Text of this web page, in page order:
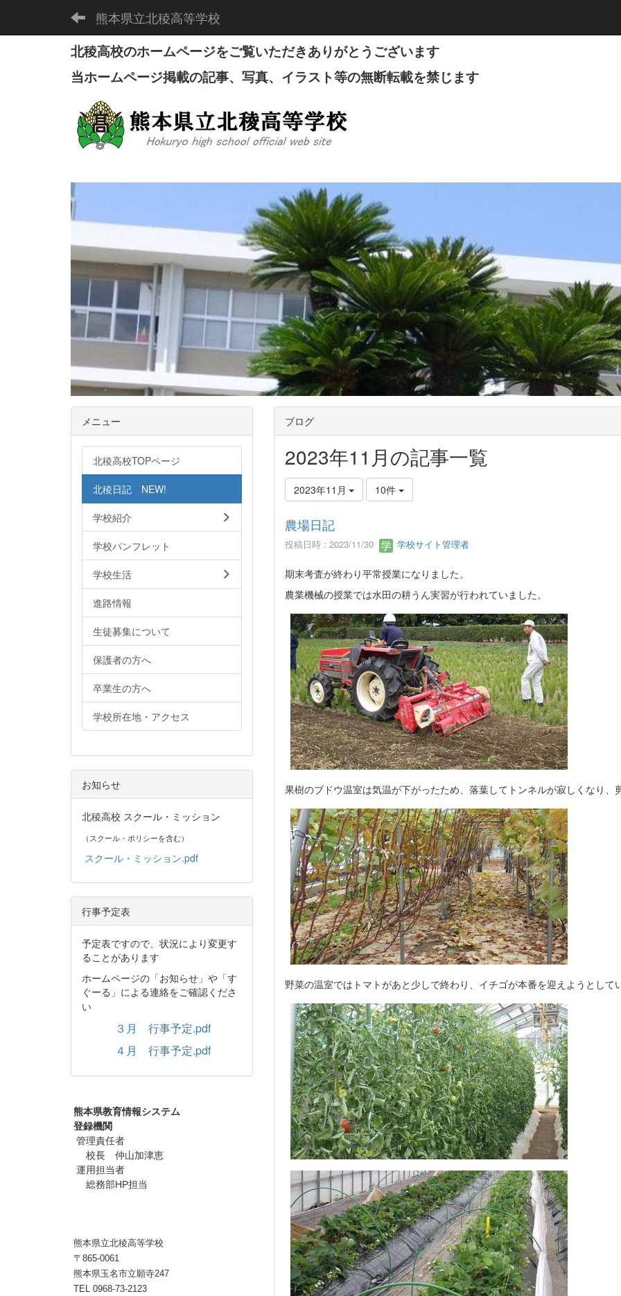
熊本県立北稜高等学校
北稜高校のホームページをご覧いただきありがとうございます
当ホームページ掲載の記事、写真、イラスト等の無断転載を禁じます
ブログ
2023年11月の記事一覧
2023年11月 10件
農場日記
投稿日時 : 2023/11/30 学校サイト管理者
期末考査が終わり平常授業になりました。
農業機械の授業では水田の耕うん実習が行われていました。
果樹のブドウ温室は気温が下がったため、落葉してトンネルが寂しくなり、
野菜の温室ではトマトがあと少しで終わり、イチゴが本番を迎えようとして
メニュー
北稜高校TOPページ
北稜日記 NEW!
学校紹介
学校パンフレット
学校生活
進路情報
生徒募集について
保護者の方へ
卒業生の方へ
学校所在地・アクセス
お知らせ
北稜高校 スクール・ミッション
（スクール・ポリシーを含む）
スクール・ミッション.pdf
行事予定表
予定表ですので、状況により変更す
ることがあります
ホームページの「お知らせ」や「す
ぐーる」による連絡をご確認くださ
い
３月 行事予定.pdf
４月 行事予定.pdf
熊本県教育情報システム
登録機関
管理責任者
校長 仲山加津恵
運用担当者
総務部HP担当
熊本県立北稜高等学校
〒865-0061
熊本県玉名市立願寺247
TEL 0968-73-2123